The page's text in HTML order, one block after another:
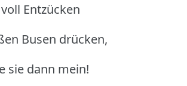
Entzücken
Busen drücken,
sie dann mein!